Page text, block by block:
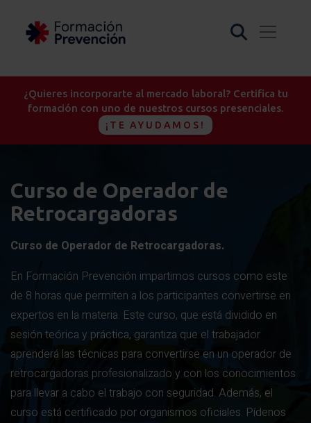
¿Quieres incorporarte al mercado laboral? Certifica tu
formación con uno de nuestros cursos presenciales.
¡TE AYUDAMOS!
Curso de Operador de
Retrocargadoras
Curso de Operador de Retrocargadoras.
En Formación Prevención impartimos cursos como este
de 8 horas que permiten a los participantes convertirse en
expertos en la materia. Este curso, que está dividido en
sesión teórica y práctica, garantiza que el trabajador
aprenderá las técnicas para convertirse en un operador de
retrocargadoras profesionalizado y con los conocimientos
para llevar a cabo el trabajo con seguridad. Además, el
curso está certificado por organismos oficiales. Pídenos